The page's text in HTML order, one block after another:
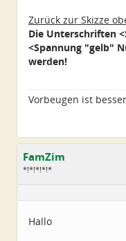
Zurück zur Skizze
Die Unterschriften
<Spannung "gelb"
werden!
Vorbeugen ist
FamZim
*!*!*!*!*
Beiträge:
2350
Hallo